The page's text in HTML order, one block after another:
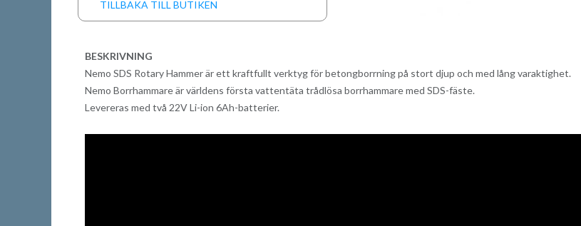
TILLBAKA TILL BUTIKEN
BESKRIVNING
Nemo SDS Rotary Hammer är ett kraftfullt verktyg för betongborrning på stort djup och med lång varaktighet.
Nemo Borrhammare är världens första vattentäta trådlösa borrhammare med SDS-fäste.
Levereras med två 22V Li-ion 6Ah-batterier.